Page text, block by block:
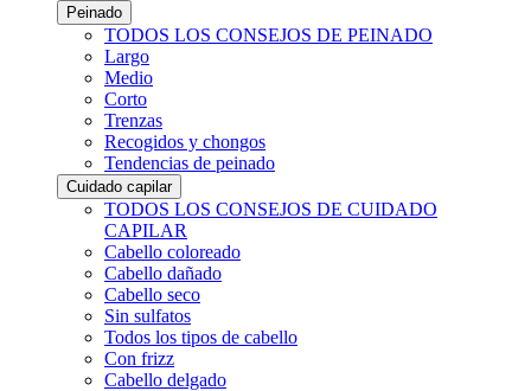
Peinado
TODOS LOS CONSEJOS DE PEINADO
Largo
Medio
Corto
Trenzas
Recogidos y chongos
Tendencias de peinado
Cuidado capilar
TODOS LOS CONSEJOS DE CUIDADO
CAPILAR
Cabello coloreado
Cabello dañado
Cabello seco
Sin sulfatos
Todos los tipos de cabello
Con frizz
Cabello delgado